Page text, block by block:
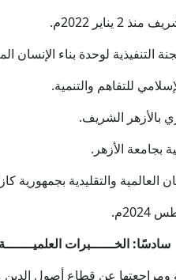
2022م.
لوحدة بناء الإنسان
للتفاهم والتنمية.
بالأزهر الشريف.
بجامعة الأزهر.
العالمية والتقليدية بجمهورية
سادسًا: الخــــــبرات
عن قطاع أصول الدين منذ